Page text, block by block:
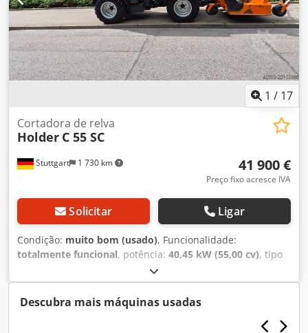
1 / 17
Stuttgart 1 730 km
Cortadora de relva
Holder C 55 SC
41 900 €
Preço fixo acresce IVA
Solicitar Ligar
Condição: muito bom (usado), Funcionalidade:
totalmente funcional, potência: 40,45 kW (55,00 cv), tipo
, Ano de fabrico:
funcionamento:840 h, Equipamento:filtro de partículas,
registo de automóvel, tração integral, HOLDER C65 SC
Porta-equipamentos municipal com equipamento de corte
Acessórios: 1. Unidade de corte WICKE FSML-165 com
Descubra mais máquinas usadas